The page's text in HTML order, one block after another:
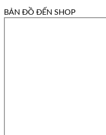
BẢN ĐỒ ĐẾN SHOP